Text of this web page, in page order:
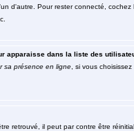
d'autre. Pour rester connecté,
apparaisse dans la liste des
sa présence en ligne, si vous choisissez
retrouvé, il peut par contre être